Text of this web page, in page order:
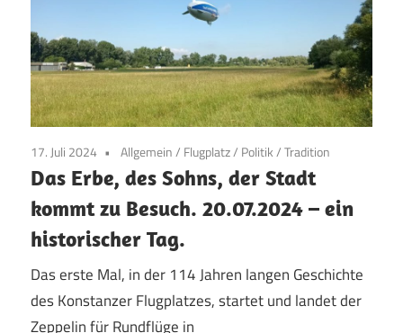
17. Juli 2024 Allgemein/ Flugplatz/ Politik/Tradition
Das Erbe, des Sohns, der Stadt
kommt zu Besuch. 20.07.2024 – ein
historischer Tag.
Das erste Mal, in der 114 Jahren langen Geschichte
des Konstanzer Flugplatzes, startet und landet der
Zeppelin für Rundflüge in